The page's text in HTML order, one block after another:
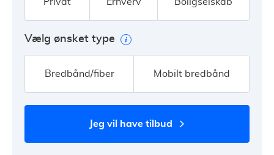
Vælg ønsket type
Bredbånd/fiber Mobilt bredbånd
jeg vil have tilbud